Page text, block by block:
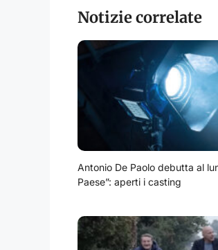
Notizie correlate
Antonio De Paolo debutta al
Paese”: aperti i casting